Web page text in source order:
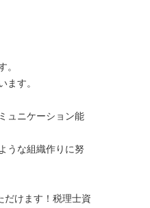
。
す。
ュニケーション能
うな組織作りに努
けます！税理士資